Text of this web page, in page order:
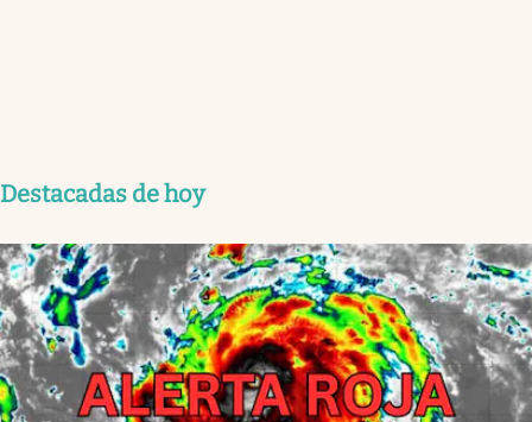
Destacadas de hoy